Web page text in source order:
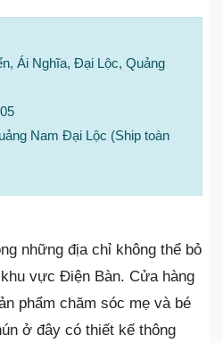
Ái Nghĩa, Đại Lộc, Quảng
Nam Đại Lộc (Ship toàn
những địa chỉ không thể bỏ
vực Điện Bàn. Cửa hàng
phẩm chăm sóc mẹ và bé
ở đây có thiết kế thông